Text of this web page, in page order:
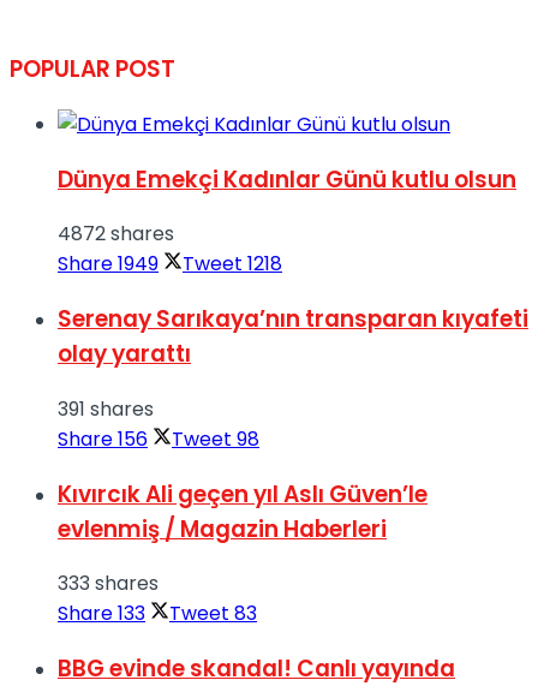
POPULAR POST
Dünya Emekçi Kadınlar Günü kutlu olsun
4872 shares
Share1949 Tweet 1218
Serenay Sarıkaya’nın transparan kıyafeti
olay yarattı
391 shares
Share156 Tweet 98
Kıvırcık Ali geçen yıl Aslı Güven’le
evlenmiş / Magazin Haberleri
333 shares
Share133 Tweet 83
BBG evinde skandal! Canlı yayında